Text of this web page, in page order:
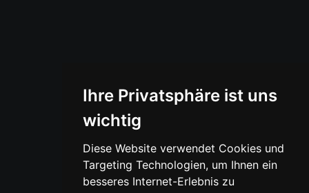
Ihre Privatsphäre ist uns
wichtig
Diese Website verwendet Cookies und
Targeting Technologien, um Ihnen ein
besseres Internet-Erlebnis zu